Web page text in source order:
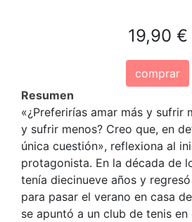
19,90 €
comprar
Resumen
«¿Preferirías amar más y sufrir
y sufrir menos? Creo que, en
única cuestión», reflexiona al
protagonista. En la década de
tenía diecinueve años y
para pasar el verano en casa
se apuntó a un club de tenis